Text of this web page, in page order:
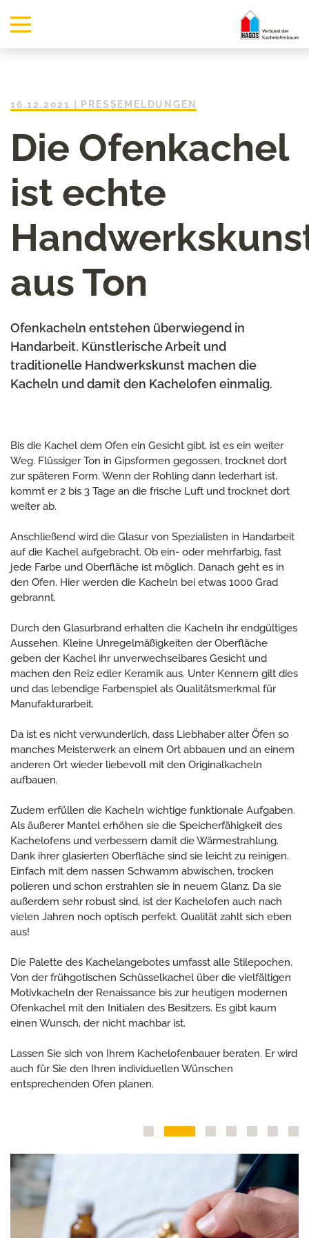
16.12.2021 PRESSEMELDUNGEN
Die Ofenkachel
ist echte
aus Ton
Ofenkacheln entstehen überwiegend in
Handarbeit. Künstlerische Arbeit und
traditionelle Handwerkskunst machen die
Kacheln und damit den Kachelofen einmalig.
Bis die Kachel dem Ofen ein Gesicht gibt, ist es ein weiter
Weg. Flüssiger Ton in Gipsformen gegossen, trocknet dort
zur späteren Form. Wenn der Rohling dann lederhart ist,
kommt er 2 bis 3 Tage an die frische Luft und trocknet dort
weiter ab.
Anschließend wird die Glasur von Spezialisten in Handarbeit
auf die Kachel aufgebracht. Ob ein- oder mehrfarbig, fast
jede Farbe und Oberfläche ist möglich. Danach geht es in
den Ofen. Hier werden die Kacheln bei etwas 1000 Grad
gebrannt.
Durch den Glasurbrand erhalten die Kacheln ihr endgültiges
Aussehen. Kleine Unregelmäßigkeiten der Oberfläche
geben der Kachel ihr unverwechselbares Gesicht und
machen den Reiz edler Keramik aus. Unter Kennern gilt dies
und das lebendige Farbenspiel als Qualitätsmerkmal für
Manufakturarbeit.
Da ist es nicht verwunderlich, dass Liebhaber alter Öfen so
manches Meisterwerk an einem Ort abbauen und an einem
anderen Ort wieder liebevoll mit den Originalkacheln
aufbauen.
Zudem erfüllen die Kacheln wichtige funktionale Aufgaben.
Als äußerer Mantel erhöhen sie die Speicherfähigkeit des
Kachelofens und verbessern damit die Wärmestrahlung.
Dank ihrer glasierten Oberfläche sind sie leicht zu reinigen.
Einfach mit dem nassen Schwamm abwischen, trocken
polieren und schon erstrahlen sie in neuem Glanz. Da sie
außerdem sehr robust sind, ist der Kachelofen auch nach
vielen Jahren noch optisch perfekt. Qualität zahlt sich eben
aus!
Die Palette des Kachelangebotes umfasst alle Stilepochen.
Von der frühgotischen Schüsselkachel über die vielfältigen
Motivkacheln der Renaissance bis zur heutigen modernen
Ofenkachel mit den Initialen des Besitzers. Es gibt kaum
einen Wunsch, der nicht machbar ist.
Lassen Sie sich von Ihrem Kachelofenbauer beraten. Er wird
auch für Sie den Ihren individuellen Wünschen
entsprechenden Ofen planen.